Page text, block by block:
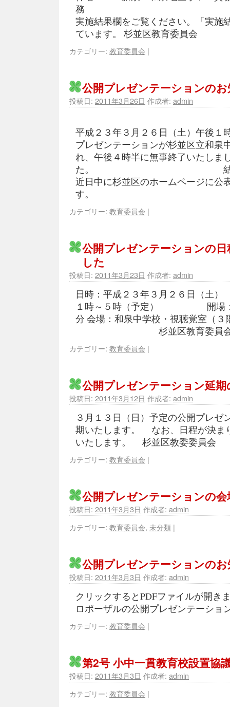
実施結果欄をご覧ください。「実施
ています。 杉並区教育委員会
カテゴリー: 教育委員会 |
公開プレゼンテーションの
投稿日: 2011年3月26日 作成者: admin
平成２３年３月２６日（土）午後１
プレゼンテーションが杉並区立和泉
れ、午後４時半に無事終了いたしま
た。 結果につ
近日中に杉並区のホームページに公
す。
カテゴリー: 教育委員会 |
公開プレゼンテーションの
した
投稿日: 2011年3月23日 作成者: admin
日時：平成２３年３月２６
１時～５時（予定） 開場：
分 会場：和泉中学校・視聴覚室（３
杉並区教育委員
カテゴリー: 教育委員会 |
公開プレゼンテーション延
投稿日: 2011年3月12日 作成者: admin
３月１３日（日）予定の公開プレゼ
期いたします。 なお、日程が決ま
いたします。 杉並区教委委員会
カテゴリー: 教育委員会 |
公開プレゼンテーションの会
投稿日: 2011年3月3日 作成者: admin
カテゴリー: 教育委員会, 未分類 |
公開プレゼンテーションの
投稿日: 2011年3月3日 作成者: admin
クリックするとPDFファイルが開き
ロポーザルの公開プレゼンテーショ
カテゴリー: 教育委員会 |
第2号 小中一貫教育校設置協
投稿日: 2011年3月3日 作成者: admin
カテゴリー: 教育委員会 |